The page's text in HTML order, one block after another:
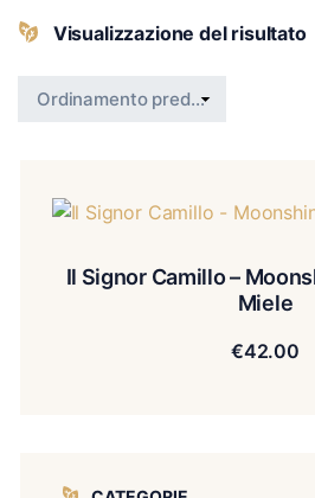
Visualizzazione del risultato
Il Signor Camillo –
Miele
€42.00